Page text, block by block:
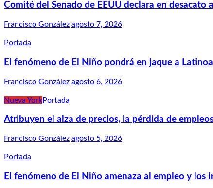
Comité del Senado de EEUU declara en desacato
Francisco González agosto 7, 2026
Portada
El fenómeno de El Niño pondrá en jaque a
Francisco González agosto 6, 2026
Nueva YorkPortada
Atribuyen el alza de precios, la pérdida de
Francisco González agosto 5, 2026
Portada
El fenómeno de El Niño amenaza al empleo y los